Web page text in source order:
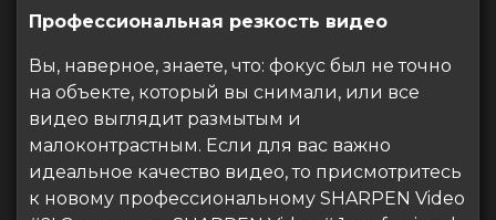
Профессиональная резкость видео
Вы, наверное, знаете, что: фокус был не точно
на объекте, который вы снимали, или все
видео выглядит размытым и
малоконтрастным. Если для вас важно
идеальное качество видео, то присмотритесь
к новому профессиональному SHARPEN Video